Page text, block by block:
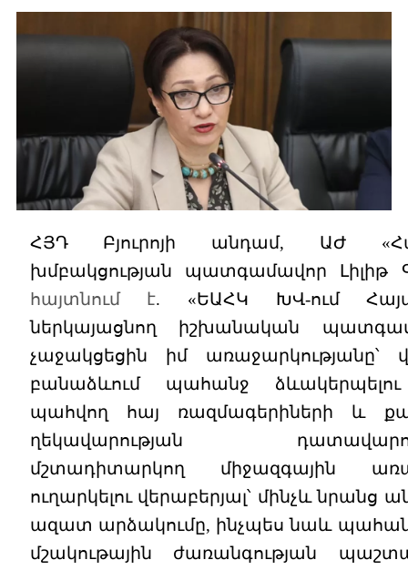
ՀՅԴ Բյուրոյի անդամ, ԱԺ
խմբակցության պատգամավոր Լիլիթ
հայտնում է. «ԵԱՀԿ ԽՎ-ում
ներկայացնող իշխանական
չաջակցեցին իմ առաջարկությանը՝
բանաձևում պահանջ
պահվող հայ ռազմագերիների և
ղեկավարության
մշտադիտարկող միջազգային
ուղարկելու վերաբերյալ՝ մինչև նրանց
ազատ արձակումը, ինչպես նաև
մշակութային ժառանգության